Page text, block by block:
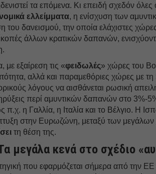
τα επόμενα. Κι επειδή σχεδόν
ελλείμματα, η ενίσχυση των
του δανεισμού, την οποία ελάχιστες
άλλων κρατικών δαπανών,
με εξαίρεση τις «φειδωλές» χώρες του
αλλά και παραμεθόριες χώρες με
λόγους να αισθάνεται ρωσική απειλή,
περί αμυντικών δαπανών στο 3%-
η Γαλλία, η Ιταλία και το Βέλγιο. Η
στην Ευρωζώνη, μεταξύ των μεγάλων
τη θέση της.
μεγάλα κενά στο σχέδιο
που εφαρμόζεται σήμερα από την